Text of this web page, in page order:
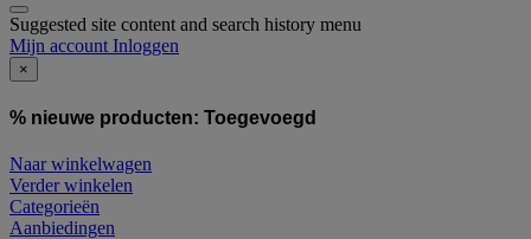
Suggested site content and search history menu
Mijn account Inloggen
×
% nieuwe producten: Toegevoegd
Naar winkelwagen
Verder winkelen
Categorieën
Aanbiedingen